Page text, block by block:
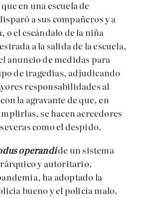
en una escuela de
a sus compañeros y a
o el escándalo de la niña
a la salida de la escuela,
anuncio de medidas para
de tragedias, adjudicando
responsabilidades al
la agravante de que, en
se hacen acreedores
como el despido.
operandide un sistema
y autoritario.
ha adoptado la
bueno y el policía malo.